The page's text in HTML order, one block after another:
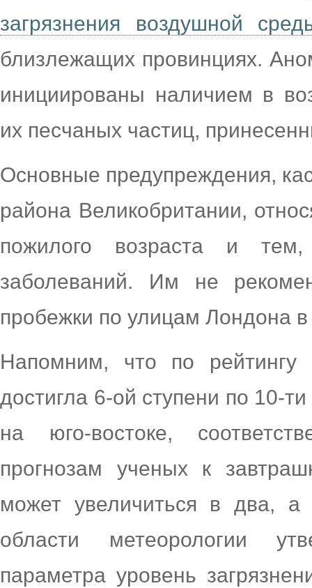
загрязнения воздушной
близлежащих провинциях.
инициированы наличием в
их песчаных частиц,
Основные предупреждения,
района Великобритании,
пожилого возраста и
заболеваний. Им не
пробежки по улицам Лондона
Напомним, что по рейтингу
достигла 6-ой ступени по 10-
на юго-востоке,
прогнозам ученых к
может увеличиться в два,
области метеорологии
параметра уровень